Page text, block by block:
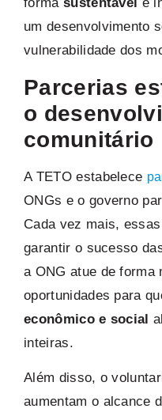
forma sustentável e
um desenvolvimento
vulnerabilidade dos
Parcerias
o
comunitário
A TETO estabelece
ONGs e o governo
Cada vez mais,
garantir o sucesso
a ONG atue de forma
oportunidades para
econômico e social
inteiras.
Além disso, o
aumentam o alcance